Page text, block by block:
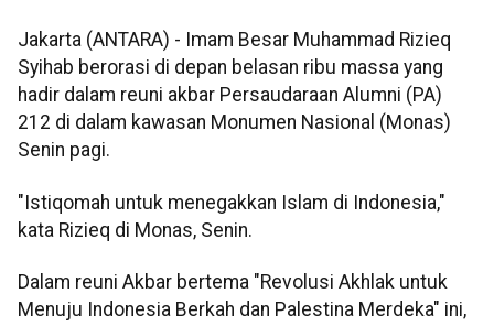
Jakarta (ANTARA) - Imam Besar Muhammad Rizieq
Syihab berorasi di depan belasan ribu massa yang
hadir dalam reuni akbar Persaudaraan Alumni (PA)
212 di dalam kawasan Monumen Nasional (Monas)
Senin pagi.
"Istiqomah untuk menegakkan Islam di Indonesia,"
kata Rizieq di Monas, Senin.
Dalam reuni Akbar bertema "Revolusi Akhlak untuk
Menuju Indonesia Berkah dan Palestina Merdeka" ini,